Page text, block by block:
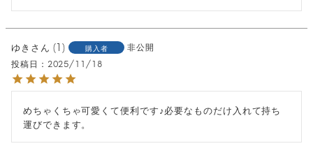
ゆき 1 購入者
非公開
投稿日
2025/11/18
めちゃくちゃ可愛くて便利です♪必要なものだけ入れて持ち
運びできます。